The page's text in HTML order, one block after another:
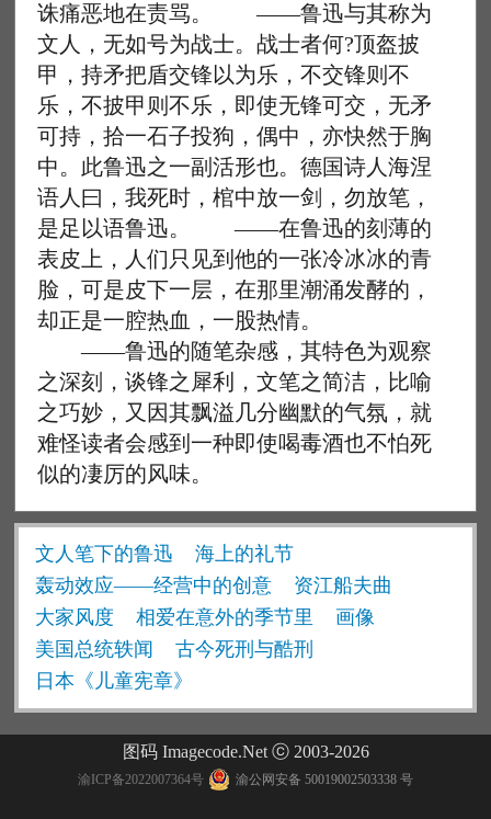
诛痛恶地在责骂。 ——鲁迅与其称为
文人，无如号为战士。战士者何?顶盔披
甲，持矛把盾交锋以为乐，不交锋则不
乐，不披甲则不乐，即使无锋可交，无矛
可持，拾一石子投狗，偶中，亦快然于胸
中。此鲁迅之一副活形也。德国诗人海涅
语人曰，我死时，棺中放一剑，勿放笔，
是足以语鲁迅。 ——在鲁迅的刻薄的
表皮上，人们只见到他的一张冷冰冰的青
脸，可是皮下一层，在那里潮涌发酵的，
却正是一腔热血，一股热情。
——鲁迅的随笔杂感，其特色为观察
之深刻，谈锋之犀利，文笔之简洁，比喻
之巧妙，又因其飘溢几分幽默的气氛，就
难怪读者会感到一种即使喝毒酒也不怕死
似的凄厉的风味。
文人笔下的鲁迅
海上的礼节
轰动效应——经营中的创意
资江船夫曲
大家风度
相爱在意外的季节里
画像
美国总统轶闻
古今死刑与酷刑
日本《儿童宪章》
图码 Imagecode.Net ⓒ 2003-2026
渝ICP备2022007364号 渝公网安备 50019002503338 号